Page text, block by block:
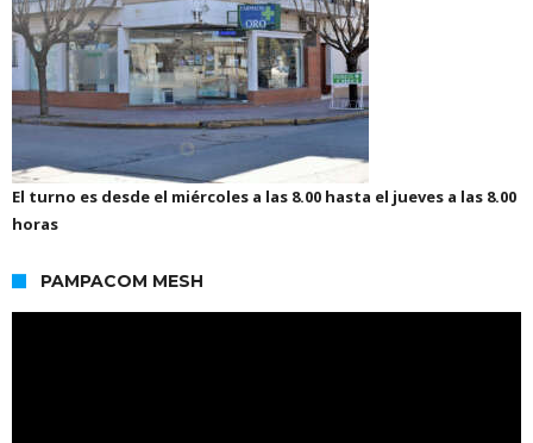
El turno es desde el miércoles a las 8.00 hasta el jueves a las 8.00
horas
PAMPACOM MESH